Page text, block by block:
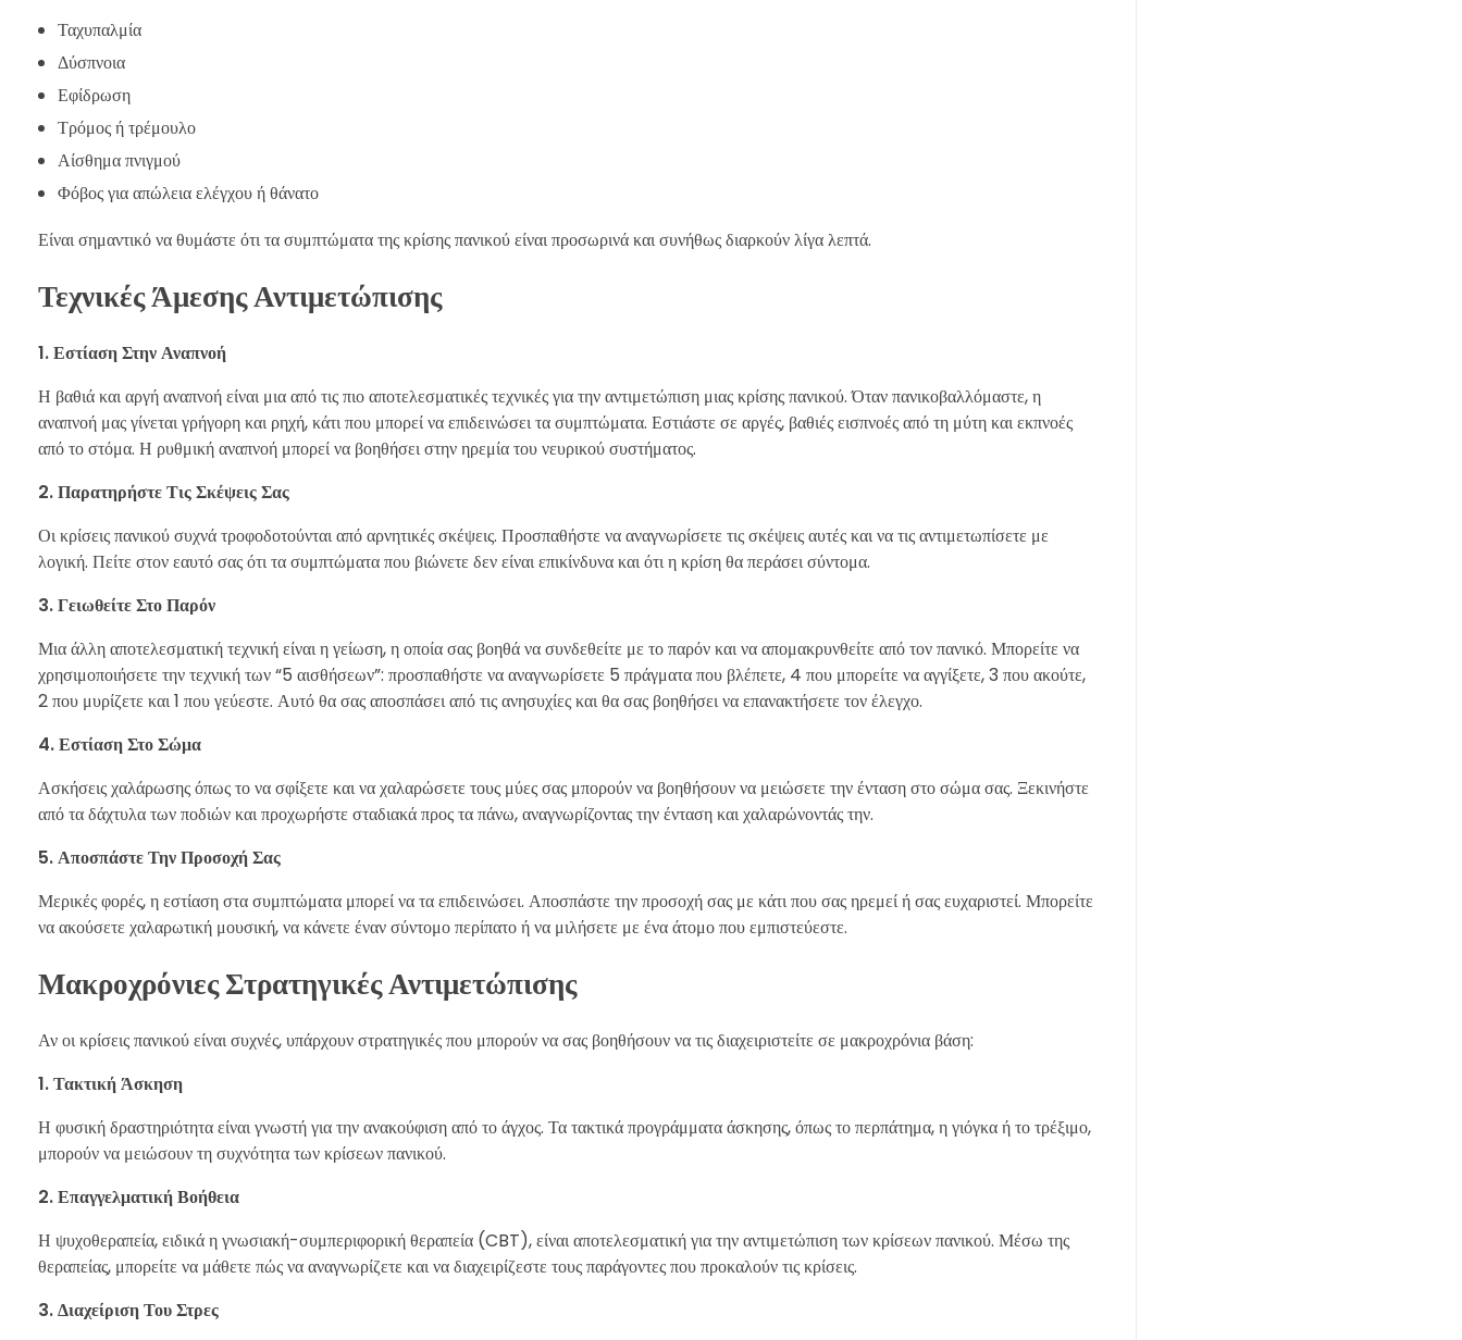
Ταχυπαλμία
Δύσπνοια
Εφίδρωση
Τρόμος ή τρέμουλο
Αίσθημα πνιγμού
Φόβος για απώλεια ελέγχου ή θάνατο
Είναι σημαντικό να θυμάστε ότι τα συμπτώματα της κρίσης πανικού είναι προσωρινά και συνήθως διαρκούν λίγα λεπτά.
Τεχνικές Άμεσης Αντιμετώπισης
1. Εστίαση Στην Αναπνοή
Η βαθιά και αργή αναπνοή είναι μια από τις πιο αποτελεσματικές τεχνικές για την αντιμετώπιση μιας κρίσης πανικού. Όταν πανικοβαλλόμαστε, η
αναπνοή μας γίνεται γρήγορη και ρηχή, κάτι που μπορεί να επιδεινώσει τα συμπτώματα. Εστιάστε σε αργές, βαθιές εισπνοές από τη μύτη και εκπνοές
από το στόμα. Η ρυθμική αναπνοή μπορεί να βοηθήσει στην ηρεμία του νευρικού συστήματος.
2. Παρατηρήστε Τις Σκέψεις Σας
Οι κρίσεις πανικού συχνά τροφοδοτούνται από αρνητικές σκέψεις. Προσπαθήστε να αναγνωρίσετε τις σκέψεις αυτές και να τις αντιμετωπίσετε με
λογική. Πείτε στον εαυτό σας ότι τα συμπτώματα που βιώνετε δεν είναι επικίνδυνα και ότι η κρίση θα περάσει σύντομα.
3. Γειωθείτε Στο Παρόν
Μια άλλη αποτελεσματική τεχνική είναι η γείωση, η οποία σας βοηθά να συνδεθείτε με το παρόν και να απομακρυνθείτε από τον πανικό. Μπορείτε να
χρησιμοποιήσετε την τεχνική των “5 αισθήσεων”: προσπαθήστε να αναγνωρίσετε 5 πράγματα που βλέπετε, 4 που μπορείτε να αγγίξετε, 3 που ακούτε,
2 που μυρίζετε και 1 που γεύεστε. Αυτό θα σας αποσπάσει από τις ανησυχίες και θα σας βοηθήσει να επανακτήσετε τον έλεγχο.
4. Εστίαση Στο Σώμα
Ασκήσεις χαλάρωσης όπως το να σφίξετε και να χαλαρώσετε τους μύες σας μπορούν να βοηθήσουν να μειώσετε την ένταση στο σώμα σας. Ξεκινήστε
από τα δάχτυλα των ποδιών και προχωρήστε σταδιακά προς τα πάνω, αναγνωρίζοντας την ένταση και χαλαρώνοντάς την.
5. Αποσπάστε Την Προσοχή Σας
Μερικές φορές, η εστίαση στα συμπτώματα μπορεί να τα επιδεινώσει. Αποσπάστε την προσοχή σας με κάτι που σας ηρεμεί ή σας ευχαριστεί. Μπορείτε
να ακούσετε χαλαρωτική μουσική, να κάνετε έναν σύντομο περίπατο ή να μιλήσετε με ένα άτομο που εμπιστεύεστε.
Μακροχρόνιες Στρατηγικές Αντιμετώπισης
Αν οι κρίσεις πανικού είναι συχνές, υπάρχουν στρατηγικές που μπορούν να σας βοηθήσουν να τις διαχειριστείτε σε μακροχρόνια βάση:
1. Τακτική Άσκηση
Η φυσική δραστηριότητα είναι γνωστή για την ανακούφιση από το άγχος. Τα τακτικά προγράμματα άσκησης, όπως το περπάτημα, η γιόγκα ή το τρέξιμο,
μπορούν να μειώσουν τη συχνότητα των κρίσεων πανικού.
2. Επαγγελματική Βοήθεια
Η ψυχοθεραπεία, ειδικά η γνωσιακή-συμπεριφορική θεραπεία (CBT), είναι αποτελεσματική για την αντιμετώπιση των κρίσεων πανικού. Μέσω της
θεραπείας, μπορείτε να μάθετε πώς να αναγνωρίζετε και να διαχειρίζεστε τους παράγοντες που προκαλούν τις κρίσεις.
3. Διαχείριση Του Στρες